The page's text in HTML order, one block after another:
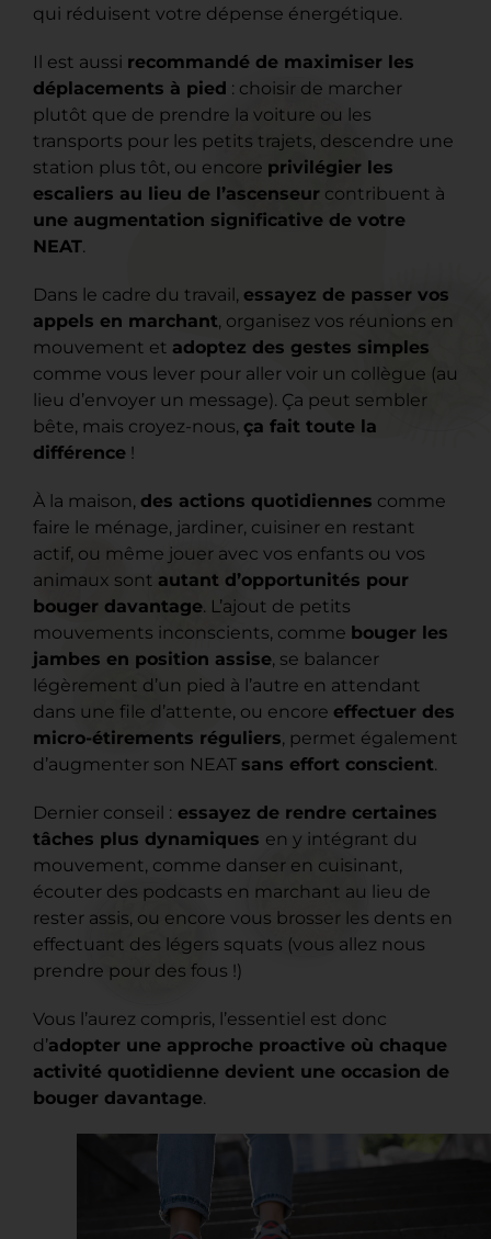
qui réduisent votre dépense énergétique.
Il est aussi recommandé de maximiser les
déplacements à pied : choisir de marcher
plutôt que de prendre la voiture ou les
transports pour les petits trajets, descendre une
station plus tôt, ou encore privilégier les
escaliers au lieu de l’ascenseur contribuent à
une augmentation significative de votre
NEAT.
Dans le cadre du travail, essayez de passer vos
appels en marchant, organisez vos réunions en
mouvement et adoptez des gestes simples
comme vous lever pour aller voir un collègue (au
lieu d’envoyer un message). Ça peut sembler
bête, mais croyez-nous, ça fait toute la
différence !
À la maison, des actions quotidiennes comme
faire le ménage, jardiner, cuisiner en restant
actif, ou même jouer avec vos enfants ou vos
animaux sont autant d’opportunités pour
bouger davantage. L’ajout de petits
mouvements inconscients, comme bouger les
jambes en position assise, se balancer
légèrement d’un pied à l’autre en attendant
dans une file d’attente, ou encore effectuer des
micro-étirements réguliers, permet également
d’augmenter son NEAT sans effort conscient.
Dernier conseil : essayez de rendre certaines
tâches plus dynamiques en y intégrant du
mouvement, comme danser en cuisinant,
écouter des podcasts en marchant au lieu de
rester assis, ou encore vous brosser les dents en
effectuant des légers squats (vous allez nous
prendre pour des fous !)
Vous l’aurez compris, l’essentiel est donc
d’adopter une approche proactive où chaque
activité quotidienne devient une occasion de
bouger davantage.